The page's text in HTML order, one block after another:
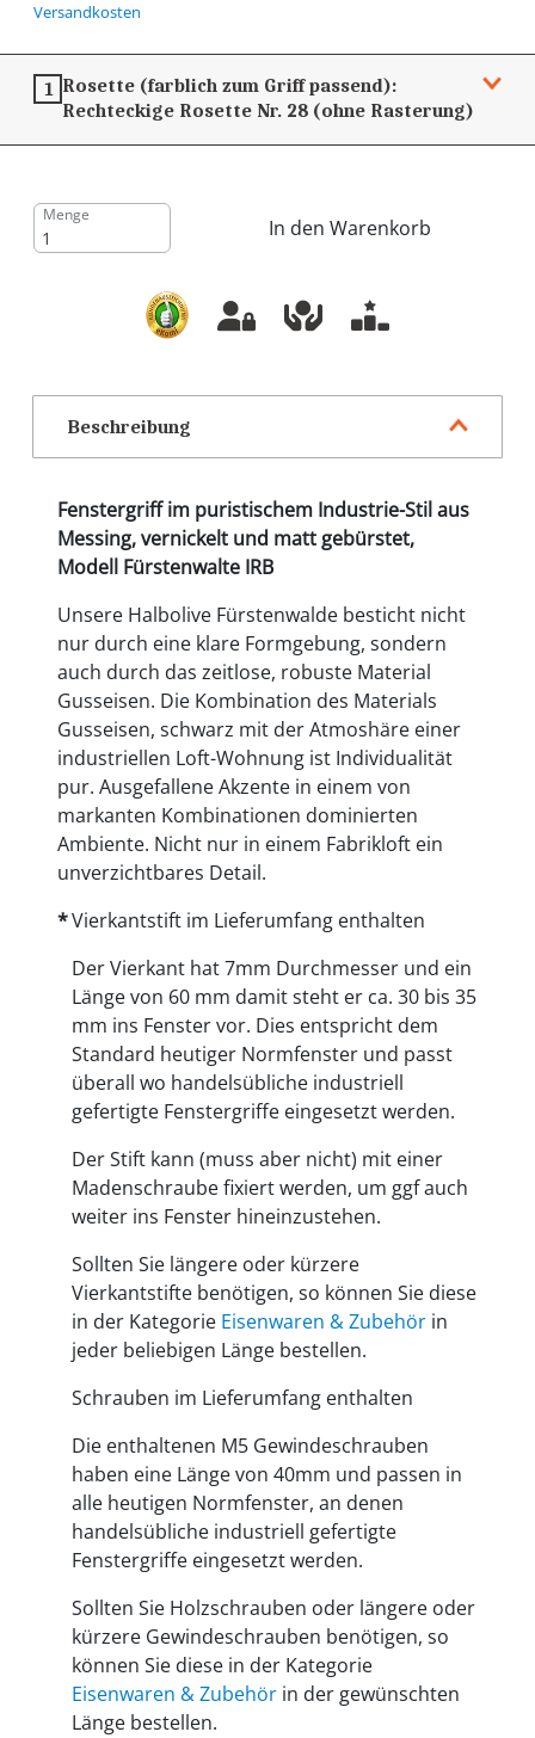
Versandkosten
1 Rosette (farblich zum Griff passend):
Rechteckige Rosette Nr. 28 (ohne Rasterung)
Menge
In den Warenkorb
Beschreibung
Fenstergriff im puristischem Industrie-Stil aus
Messing, vernickelt und matt gebürstet,
Modell Fürstenwalte IRB
Unsere Halbolive Fürstenwalde besticht nicht
nur durch eine klare Formgebung, sondern
auch durch das zeitlose, robuste Material
Gusseisen. Die Kombination des Materials
Gusseisen, schwarz mit der Atmoshäre einer
industriellen Loft-Wohnung ist Individualität
pur. Ausgefallene Akzente in einem von
markanten Kombinationen dominierten
Ambiente. Nicht nur in einem Fabrikloft ein
unverzichtbares Detail.
Vierkantstift im Lieferumfang enthalten
Der Vierkant hat 7mm Durchmesser und ein
Länge von 60 mm damit steht er ca. 30 bis 35
mm ins Fenster vor. Dies entspricht dem
Standard heutiger Normfenster und passt
überall wo handelsübliche industriell
gefertigte Fenstergriffe eingesetzt werden.
Der Stift kann (muss aber nicht) mit einer
Madenschraube fixiert werden, um ggf auch
weiter ins Fenster hineinzustehen.
Sollten Sie längere oder kürzere
Vierkantstifte benötigen, so können Sie diese
in der Kategorie Eisenwaren & Zubehör in
jeder beliebigen Länge bestellen.
Schrauben im Lieferumfang enthalten
Die enthaltenen M5 Gewindeschrauben
haben eine Länge von 40mm und passen in
alle heutigen Normfenster, an denen
handelsübliche industriell gefertigte
Fenstergriffe eingesetzt werden.
Sollten Sie Holzschrauben oder längere oder
kürzere Gewindeschrauben benötigen, so
können Sie diese in der Kategorie
Eisenwaren & Zubehör in der gewünschten
Länge bestellen.